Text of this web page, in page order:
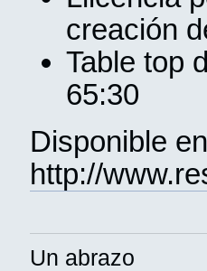
creación
Table top
65:30
Disponible en
http://
Un abrazo